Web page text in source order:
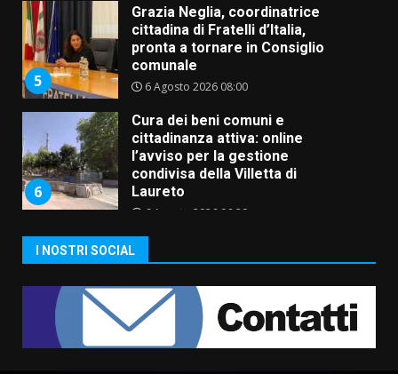
5
Grazia Neglia, coordinatrice
cittadina di Fratelli d’Italia,
pronta a tornare in Consiglio
comunale
6 Agosto 2026 08:00
6
Cura dei beni comuni e
cittadinanza attiva: online
l’avviso per la gestione
condivisa della Villetta di
Laureto
6 Agosto 2026 06:20
assoluta de “L’Albergo
6 Agosto 2026 06:15
“I Contestatori: Musica di
I NOSTRI SOCIAL